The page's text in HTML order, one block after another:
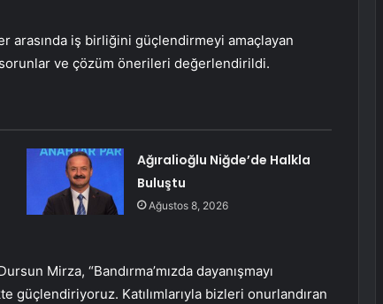
arasında iş birliğini güçlendirmeyi amaçlayan
ve çözüm önerileri değerlendirildi.
Ağıralioğlu Niğde’de Halkla
Buluştu
Ağustos 8, 2026
Mirza, “Bandırma’mızda dayanışmayı
güçlendiriyoruz. Katılımlarıyla bizleri onurlandıran